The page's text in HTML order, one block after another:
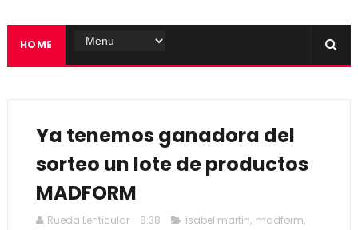
HOME
Ya tenemos ganadora del
sorteo un lote de productos
MADFORM
Rueda Lenticular 8:38 isabel martin, madform,